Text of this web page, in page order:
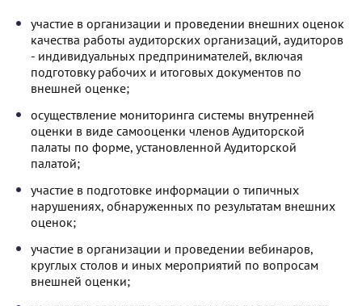
участие в организации и проведении внешних оценок
качества работы аудиторских организаций, аудиторов
- индивидуальных предпринимателей, включая
подготовку рабочих и итоговых документов по
внешней оценке;
осуществление мониторинга системы внутренней
оценки в виде самооценки членов Аудиторской
палаты по форме, установленной Аудиторской
палатой;
участие в подготовке информации о типичных
нарушениях, обнаруженных по результатам внешних
оценок;
участие в организации и проведении вебинаров,
круглых столов и иных мероприятий по вопросам
внешней оценки;